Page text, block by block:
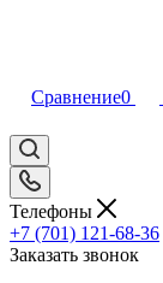
Сравнение0
Телефоны
+7 (701) 121-68-36
Заказать звонок